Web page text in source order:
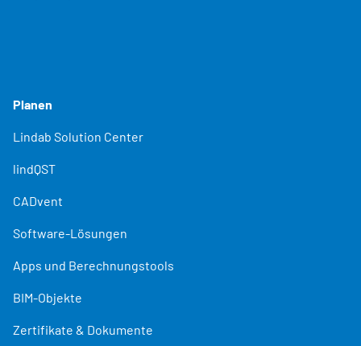
Planen
Lindab Solution Center
lindQST
CADvent
Software-Lösungen
Apps und Berechnungstools
BIM-Objekte
Zertifikate & Dokumente